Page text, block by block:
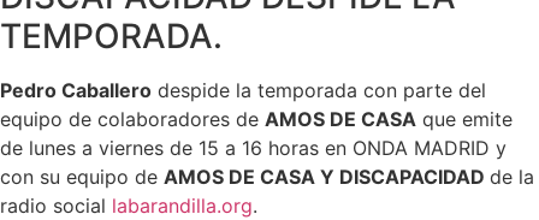
TEMPORADA.
Pedro Caballero despide la temporada con parte del
equipo de colaboradores de AMOS DE CASA que emite
de lunes a viernes de 15 a 16 horas en ONDA MADRID y
con su equipo de AMOS DE CASA Y DISCAPACIDAD de la
radio social labarandilla.org.